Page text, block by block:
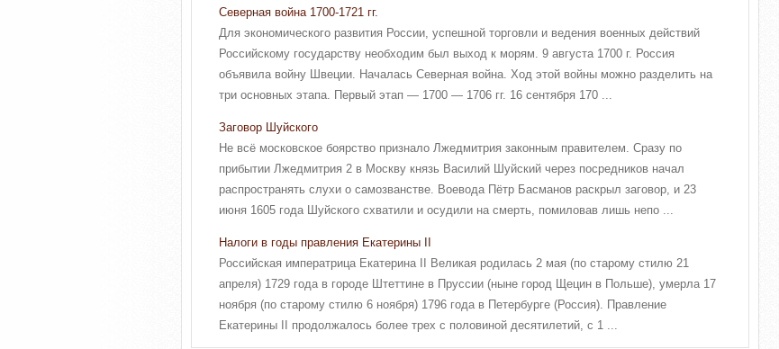
Северная война 1700-1721 гг.
Для экономического развития России, успешной торговли и ведения военных действий
Российскому государству необходим был выход к морям. 9 августа 1700 г. Россия
объявила войну Швеции. Началась Северная война. Ход этой войны можно разделить на
три основных этапа. Первый этап — 1700 — 1706 гг. 16 сентября 170 ...
Заговор Шуйского
Не всё московское боярство признало Лжедмитрия законным правителем. Сразу по
прибытии Лжедмитрия 2 в Москву князь Василий Шуйский через посредников начал
распространять слухи о самозванстве. Воевода Пётр Басманов раскрыл заговор, и 23
июня 1605 года Шуйского схватили и осудили на смерть, помиловав лишь непо ...
Налоги в годы правления Екатерины II
Российская императрица Екатерина II Великая родилась 2 мая (по старому стилю 21
апреля) 1729 года в городе Штеттине в Пруссии (ныне город Щецин в Польше), умерла 17
ноября (по старому стилю 6 ноября) 1796 года в Петербурге (Россия). Правление
Екатерины II продолжалось более трех с половиной десятилетий, с 1 ...